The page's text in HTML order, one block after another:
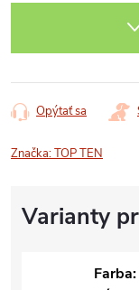
Opýtať sa
Značka:TOP TEN